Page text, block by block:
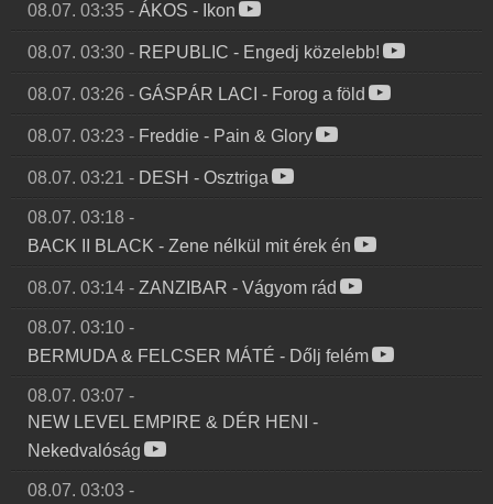
08.07. 03:35 - ÁKOS - Ikon
08.07. 03:30 - REPUBLIC - Engedj közelebb!
08.07. 03:26 - GÁSPÁR LACI - Forog a föld
08.07. 03:23 - Freddie - Pain & Glory
08.07. 03:21 - DESH - Osztriga
08.07. 03:18 -
BACK II BLACK - Zene nélkül mit érek én
08.07. 03:14 - ZANZIBAR - Vágyom rád
08.07. 03:10 -
BERMUDA & FELCSER MÁTÉ - Dőlj felém
08.07. 03:07 -
NEW LEVEL EMPIRE & DÉR HENI
-
Nekedvalóság
08.07. 03:03 -